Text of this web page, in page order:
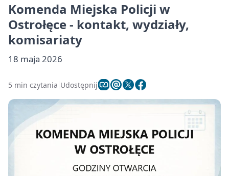
Komenda Miejska Policji w
Ostrołęce - kontakt, wydziały,
komisariaty
18 maja 2026
5 min czytania Udostępnij